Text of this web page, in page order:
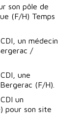
son pôle de
(F/H) Temps
un médecin
/
une
(F/H).
un
pour son site